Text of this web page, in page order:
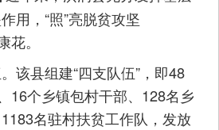
用，“照”亮脱贫攻坚
花。
县组建“四支队伍”，即48
16个乡镇包村干部、128名乡
名驻村扶贫工作队，发放